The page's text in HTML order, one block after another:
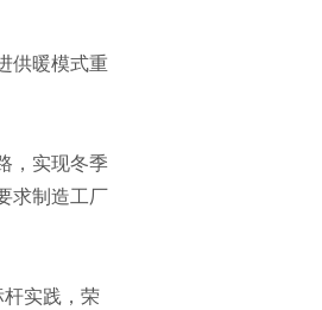
供暖模式重
，实现冬季
求制造工厂
实践，荣